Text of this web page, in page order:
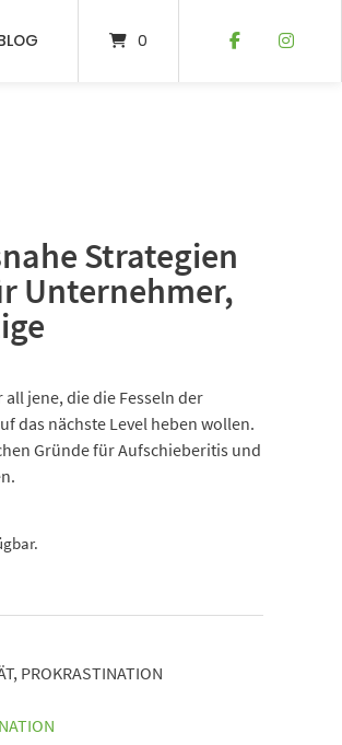
0
Strategien
Unternehmer,
jene, die die Fesseln der
das nächste Level heben wollen.
Gründe für Aufschieberitis und
, PROKRASTINATION